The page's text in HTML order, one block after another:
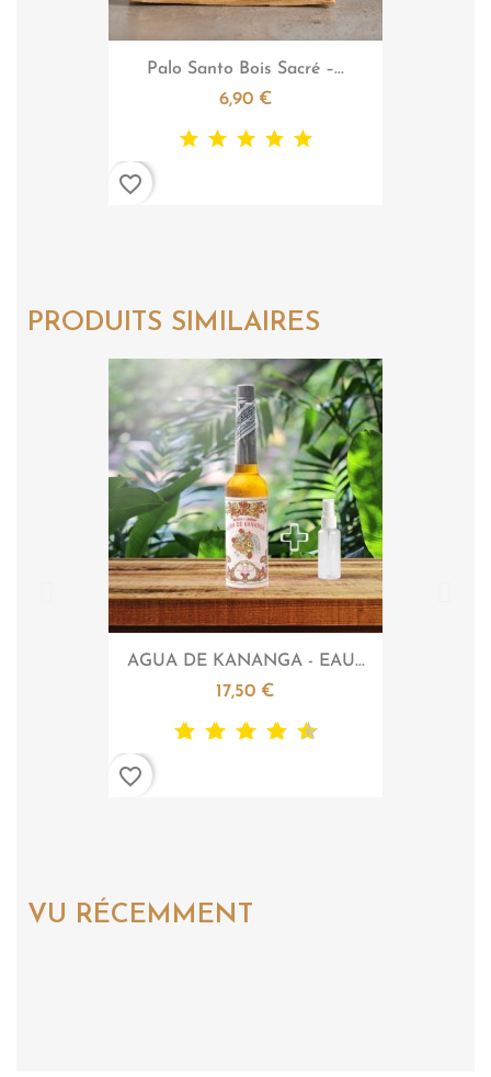
Aperçu rapide
Palo Santo Bois Sacré –...
6,90 €
favorite_border
PRODUITS SIMILAIRES
Aperçu rapide
AGUA DE KANANGA - EAU...
17,50 €
favorite_border
VU RÉCEMMENT